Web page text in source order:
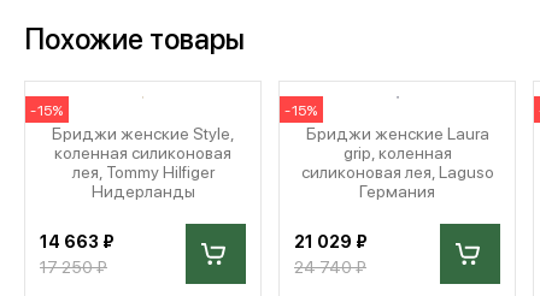
Похожие товары
-15%
Бриджи женские Style,
коленная силиконовая
лея, Tommy Hilfiger
Нидерланды
14 663 ₽
17 250 ₽
-15%
Бриджи женские Laura
grip, коленная
силиконовая лея, Laguso
Германия
21 029 ₽
24 740 ₽